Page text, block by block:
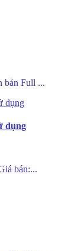
bản Full ...
dụng
bán:...